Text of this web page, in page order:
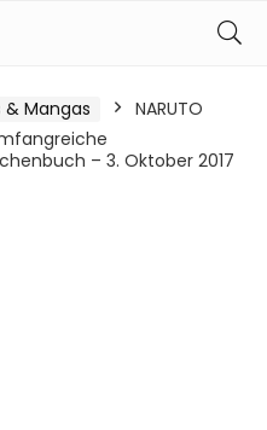
Mangas
NARUTO
– 3. Oktober 2017